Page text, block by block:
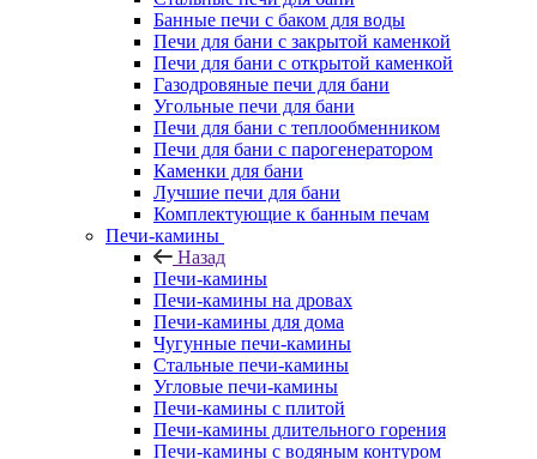
Банные печи с баком для воды
Печи для бани с закрытой каменкой
Печи для бани с открытой каменкой
Газодровяные печи для бани
Угольные печи для бани
Печи для бани с теплообменником
Печи для бани с парогенератором
Каменки для бани
Лучшие печи для бани
Комплектующие к банным печам
Печи-камины
Назад
Печи-камины
Печи-камины на дровах
Печи-камины для дома
Чугунные печи-камины
Стальные печи-камины
Угловые печи-камины
Печи-камины с плитой
Печи-камины длительного горения
Печи-камины с водяным контуром